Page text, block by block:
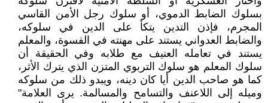
بسلوك الضابط الدموي، أو سلوك رجل الأمن القاسي
المجرم، فإذن التدين يتكأ على الدين في سلوكه،
والضابط العدواني يستند على مهنته في القسوة، والمعلم
يستند في تعامله العنيف مع طلابه وفي الحقيقة أن
سلوك المعلم هو سلوك التربوي المتزن الذي يترك الأثر،
كما هو صاحب الدين أيا كان دينه، ويبدو ذلك من سلوكه
وميله إلى اللاعنف والتسامح والمسالمة. يرى العلامة"